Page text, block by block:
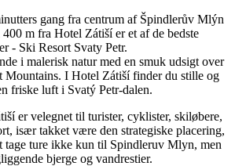
gang fra centrum af Špindlerův Mlýn
m fra Hotel Zátiší er et af de bedste
- Ski Resort Svaty Petr.
i malerisk natur med en smuk udsigt over
Mountains. I Hotel Zátiší finder du stille og
friske luft i Svatý Petr-dalen.
er velegnet til turister, cyklister, skiløbere,
især takket være den strategiske placering,
tage ture ikke kun til Spindleruv Mlyn, men
bjerge og vandrestier.